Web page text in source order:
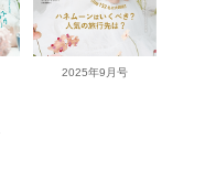
2025年9月号